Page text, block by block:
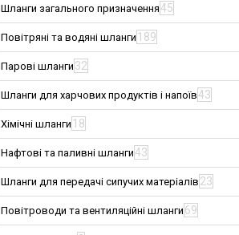
Шланги загального призначення45
Повітряні та водяні шланги 189
Парові шланги 32
Шланги для харчових продуктів і напоїв43
Хімічні шланги 18
Нафтові та паливні шланги43
Шланги для передачі сипучих матеріалів 23
Повітроводи та вентиляційні шланги 69